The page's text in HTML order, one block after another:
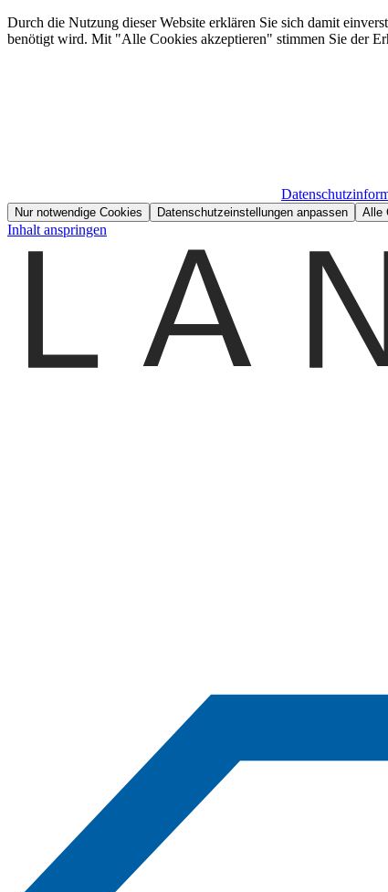
Durch die Nutzung dieser Website erklären Sie sich damit
benötigt wird. Mit "Alle Cookies akzeptieren" stimmen Sie der
Nur notwendige Cookies Datenschutzeinstellungen anpassen Alle
Inhalt anspringen